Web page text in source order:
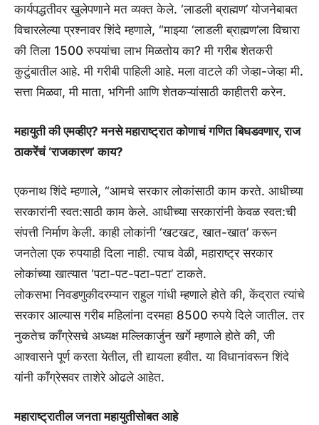
कार्यपद्धतीवर खुलेपणाने मत व्यक्त केले. ‘लाडली ब्राह्मण’ योजनेबाबत
विचारलेल्या प्रश्नावर शिंदे म्हणाले, “माझ्या ‘लाडली ब्राह्मण’ला विचारा
की तिला 1500 रुपयांचा लाभ मिळतोय का? मी गरीब शेतकरी
कुटुंबातील आहे. मी गरीबी पाहिली आहे. मला वाटले की जेव्हा-जेव्हा मी.
सत्ता मिळवा, मी माता, भगिनी आणि शेतकऱ्यांसाठी काहीतरी करेन.
महायुती की एमव्हीए? मनसे महाराष्ट्रात कोणाचं गणित बिघडवणार, राज
ठाकरेंचं ‘राजकारण’ काय?
एकनाथ शिंदे म्हणाले, “आमचे सरकार लोकांसाठी काम करते. आधीच्या
सरकारांनी स्वत:साठी काम केले. आधीच्या सरकारांनी केवळ स्वत:ची
संपत्ती निर्माण केली. काही लोकांनी ‘खटखट, खात-खात’ करून
जनतेला एक रुपयाही दिला नाही. त्याच वेळी, महाराष्ट्र सरकार
लोकांच्या खात्यात ‘पटा-पट-पटा-पटा’ टाकते.
लोकसभा निवडणुकीदरम्यान राहुल गांधी म्हणाले होते की, केंद्रात त्यांचे
सरकार आल्यास गरीब महिलांना दरमहा 8500 रुपये दिले जातील. तर
नुकतेच काँग्रेसचे अध्यक्ष मल्लिकार्जुन खर्गे म्हणाले होते की, जी
आश्वासने पूर्ण करता येतील, ती द्यायला हवीत. या विधानांवरून शिंदे
यांनी काँग्रेसवर ताशेरे ओढले आहेत.
महाराष्ट्रातील जनता महायुतीसोबत आहे